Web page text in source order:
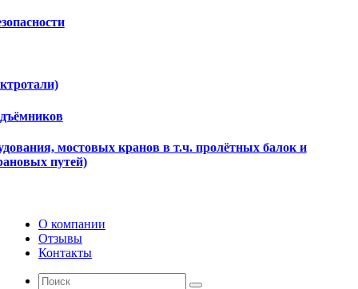
мостовых кранов в т.ч. пролётных балок и
путей)
О компании
Отзывы
Контакты